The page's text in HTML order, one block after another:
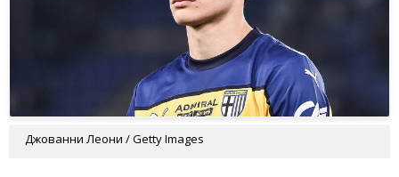
Джованни Леони / Getty Images